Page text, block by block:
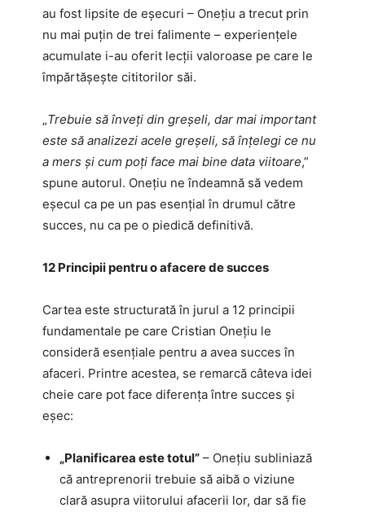
au fost lipsite de eșecuri – Onețiu a trecut prin
nu mai puțin de trei falimente – experiențele
acumulate i-au oferit lecții valoroase pe care le
împărtășește cititorilor săi.
„Trebuie să înveți din greșeli, dar mai important
este să analizezi acele greșeli, să înțelegi ce nu
a mers și cum poți face mai bine data viitoare,”
spune autorul. Onețiu ne îndeamnă să vedem
eșecul ca pe un pas esențial în drumul către
succes, nu ca pe o piedică definitivă.
12 Principii pentru o afacere de succes
Cartea este structurată în jurul a 12 principii
fundamentale pe care Cristian Onețiu le
consideră esențiale pentru a avea succes în
afaceri. Printre acestea, se remarcă câteva idei
cheie care pot face diferența între succes și
eșec:
„Planificarea este totul” – Onețiu subliniază
că antreprenorii trebuie să aibă o viziune
clară asupra viitorului afacerii lor, dar să fie